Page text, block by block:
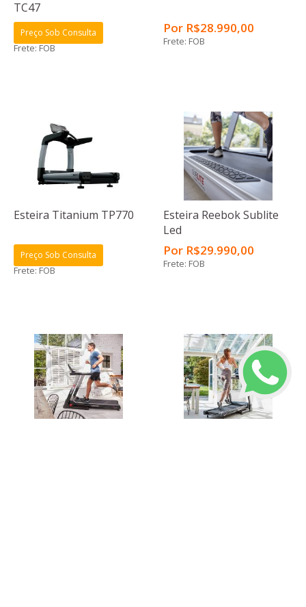
TC47
Preço Sob Consulta
Frete: FOB
Por R$28.990,00
Frete: FOB
Esteira Titanium TP770
Preço Sob Consulta
Frete: FOB
Esteira Reebok Sublite
Led
Por R$29.990,00
Frete: FOB